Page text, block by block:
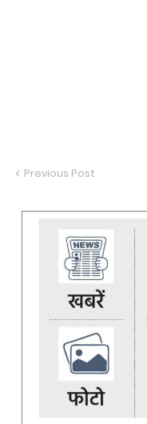
Previous Post